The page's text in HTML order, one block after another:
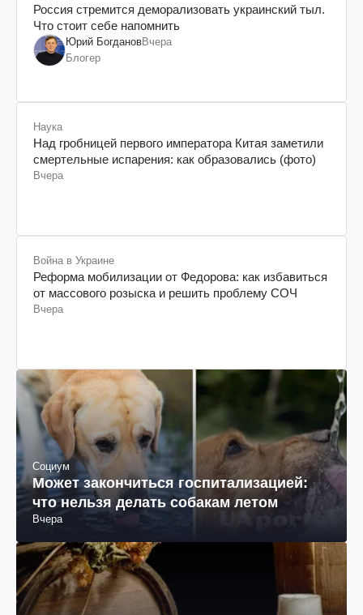
Россия стремится деморализовать украинский тыл.
Что стоит себе напомнить
Юрий БогдановВчера
Блогер
Наука
Над гробницей первого императора Китая заметили
смертельные испарения: как образовались (фото)
Вчера
Война в Украине
Реформа мобилизации от Федорова: как избавиться
от массового розыска и решить проблему СОЧ
Вчера
Социум
Может закончиться госпитализацией:
что нельзя делать собакам летом
Вчера